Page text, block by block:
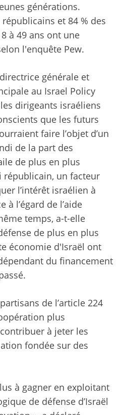
générations.
et 84 % des
à 49 ans ont une
l'enquête Pew.
générale et
au Israel Policy
dirigeants israéliens
que les futurs
faire l’objet d’un
de la part des
de plus en plus
un facteur
l’intérêt israélien à
à l’égard de l’aide
temps, a-t-elle
de plus en plus
économie d'Israël ont
du financement
de l’article 224
plus
à jeter les
fondée sur des
à gagner en exploitant
de défense d’Israël